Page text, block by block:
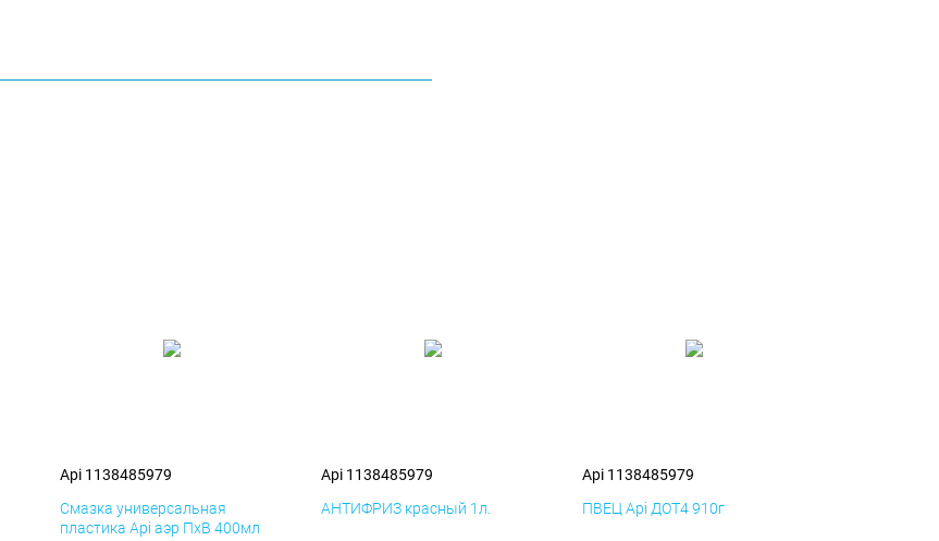
Api 1138485979
Смазка универсальная
пластика Api аэр ПхВ 400мл
Api 1138485979
АНТИФРИЗ красный 1л.
Api 1138485979
ПВЕЦ Api ДОТ4 910г